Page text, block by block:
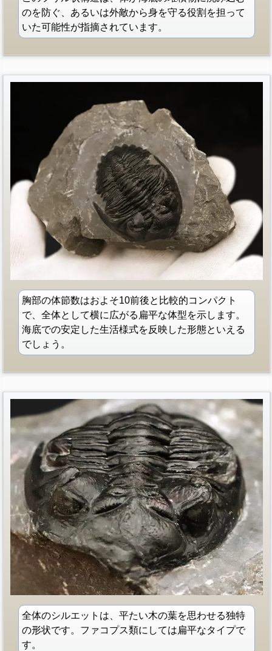
のを防ぐ、あるいは外敵から身を守る役割を担って
いた可能性が指摘されています。
胸部の体節数はおよそ10前後と比較的コンパクト
で、全体として横に広がる扁平な体型を示します。
海底での安定した生活様式を反映した形態といえる
でしょう。
全体のシルエットは、平たい木の葉を思わせる独特
の形状です。ファコプス類にしては扁平なタイプで
す。